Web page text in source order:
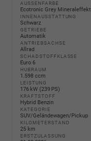
AUSSENFARBE
Ecotronic Grey Mineraleffekt
INNENAUSSTATTUNG
Schwarz
GETRIEBE
Automatik
ANTRIEBSACHSE
Allrad
SCHADSTOFFKLASSE
Euro 6
HUBRAUM
1.598 ccm
LEISTUNG
176 kW (239 PS)
KRAFTSTOFF
Hybrid Benzin
KATEGORIE
SUV/Geländewagen/Pickup
KILOMETERSTAND
25 km
ERSTZULASSUNG